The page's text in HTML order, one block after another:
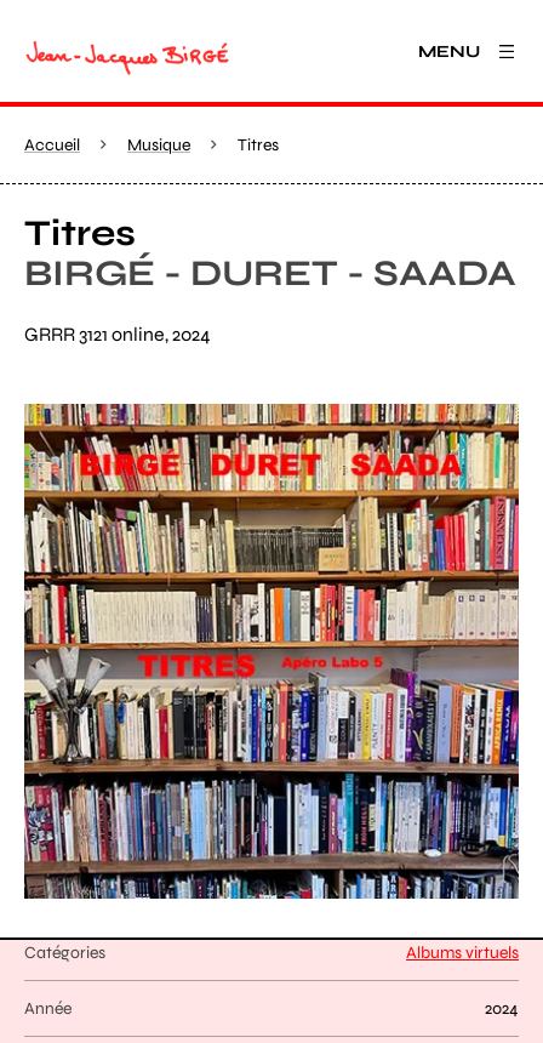
MENU
Accueil Musique Titres
Titres
BIRGÉ - DURET - SAADA
GRRR 3121 online, 2024
Agrandir
Catégories Albums virtuels
Année 2024